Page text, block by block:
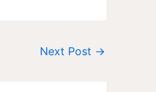
Next Post →